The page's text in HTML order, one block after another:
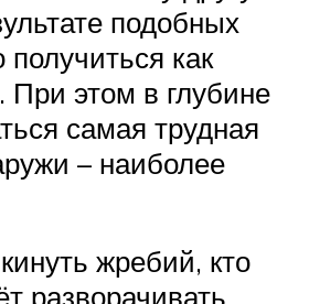
подобных
как
этом в глубине
самая трудная
– наиболее
жребий, кто
разворачивать